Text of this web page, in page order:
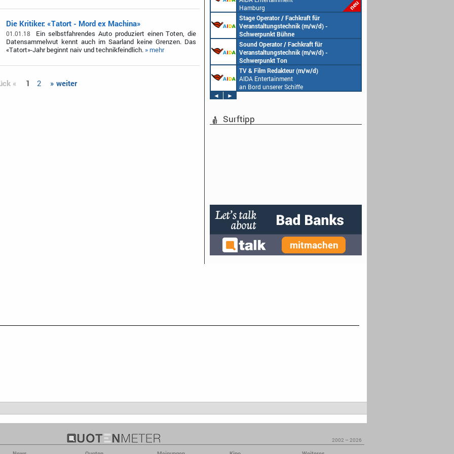
Die Kritiker: «Tatort - Mord ex Machina»
01.01.18
Ein selbstfahrendes Auto produziert einen Toten, die
Datensammelwut kennt auch im Saarland keine Grenzen. Das
«Tatort»-Jahr beginnt naiv und technikfeindlich. » mehr
« 1 2 » weiter
Hamburg
Stage Operator / Fachkraft für
Veranstaltungstechnik (m/w/d) -
Schwerpunkt Bühne
AIDA Entertainment
an Bord unserer Schiffe
Sound Operator / Fachkraft für
Veranstaltungstechnik (m/w/d) -
Schwerpunkt Ton
AIDA Entertainment
an Bord unserer Schiffe
TV & Film Redakteur (m/w/d)
AIDA Entertainment
an Bord unserer Schiffe
◄
►
Surftipp
2002 – 2026